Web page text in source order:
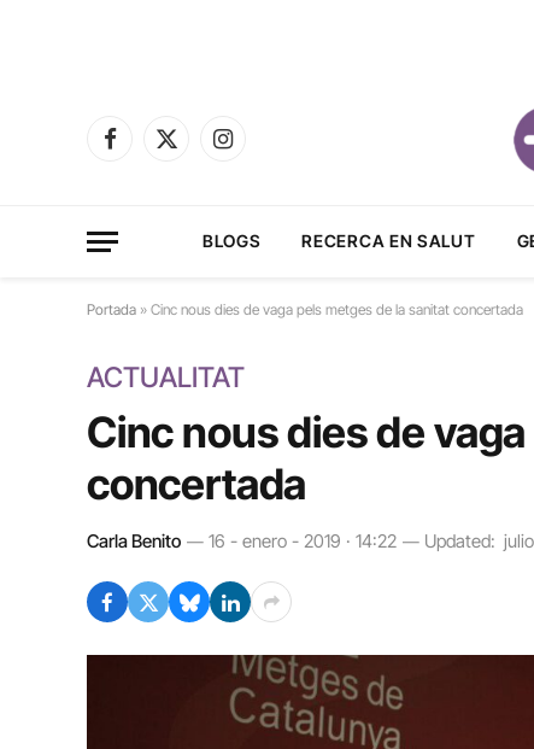
Facebook
X
Instagram
BLOGS RECERCA EN SALUT
Portada » Cinc nous dies de vaga pels metges de la sanitat concertada
ACTUALITAT
Cinc nous dies de
concertada
Carla Benito 16 - enero - 2019 · 14:22 Updated: